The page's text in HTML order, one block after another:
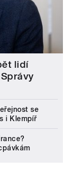
lidí
se
i Klempíř